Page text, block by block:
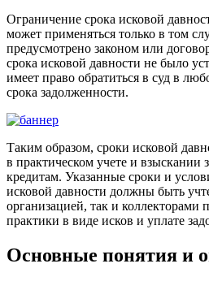
Ограничение срока исковой
может применяться только в том
предусмотрено законом или
срока исковой давности не было
имеет право обратиться в суд в
срока задолженности.
Таким образом, сроки исковой
в практическом учете и взыскании
кредитам. Указанные сроки и
исковой давности должны быть
организацией, так и коллекторами
практики в виде исков и уплате
Основные понятия и